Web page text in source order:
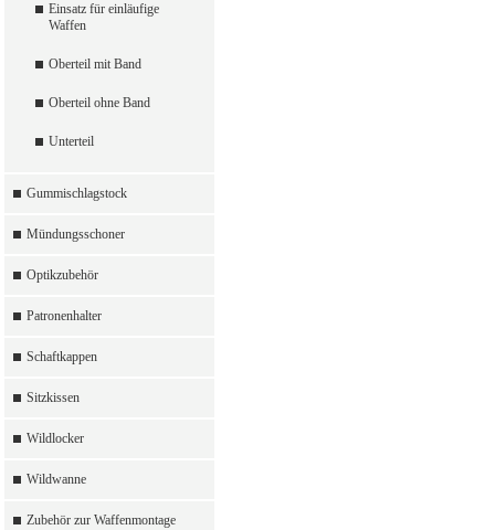
Einsatz für einläufige
Waffen
Oberteil mit Band
Oberteil ohne Band
Unterteil
Gummischlagstock
Mündungsschoner
Optikzubehör
Patronenhalter
Schaftkappen
Sitzkissen
Wildlocker
Wildwanne
Zubehör zur Waffenmontage